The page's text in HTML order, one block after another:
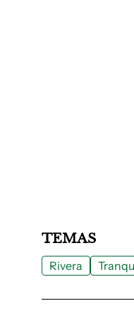
TEMAS
Rivera